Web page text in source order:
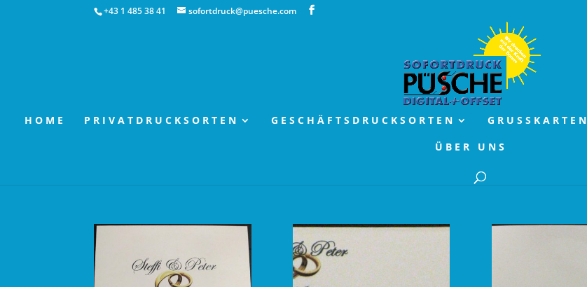
+43 1 485 38 41 sofortdruck@puesche.com
HOME PRIVATDRUCKSORTEN GESCHÄFTSDRUCKSORTEN GRUSSKARTEN
ÜBER UNS